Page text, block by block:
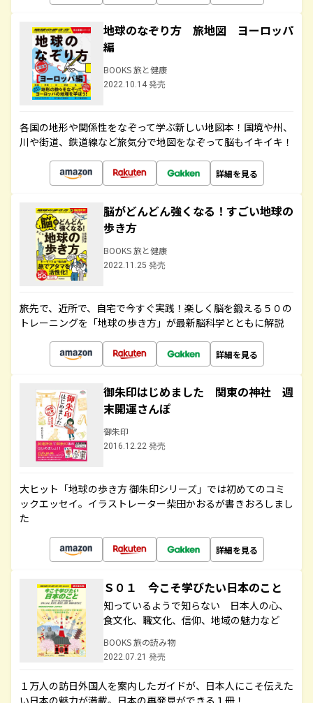
地球のなぞり方 旅地図 ヨーロッパ
編
BOOKS 旅と健康
2022.10.14 発売
各国の地形や関係性をなぞって学ぶ新しい地図本！国境や州、
川や街道、鉄道線など旅気分で地図をなぞって脳もイキイキ！
詳細を見る
脳がどんどん強くなる！すごい地球の
歩き方
BOOKS 旅と健康
2022.11.25 発売
旅先で、近所で、自宅で今すぐ実践！楽しく脳を鍛える５０の
トレーニングを「地球の歩き方」が最新脳科学とともに解説
詳細を見る
御朱印はじめました 関東の神社 週
末開運さんぽ
御朱印
2016.12.22 発売
大ヒット「地球の歩き方 御朱印シリーズ」では初めてのコミ
ックエッセイ。イラストレーター柴田かおるが書きおろしまし
た
詳細を見る
Ｓ０１ 今こそ学びたい日本のこと
知っているようで知らない 日本人の心、
食文化、職文化、信仰、地域の魅力など
BOOKS 旅の読み物
2022.07.21 発売
１万人の訪日外国人を案内したガイドが、日本人にこそ伝えた
い日本の魅力が満載。日本の再発見ができる１冊！